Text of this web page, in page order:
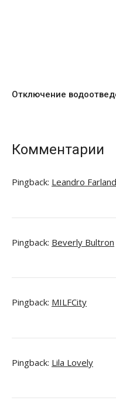
Отключение
Комментарии
Pingback: Leandro Farland
Pingback: Beverly Bultron
Pingback: MILFCity
Pingback: Lila Lovely